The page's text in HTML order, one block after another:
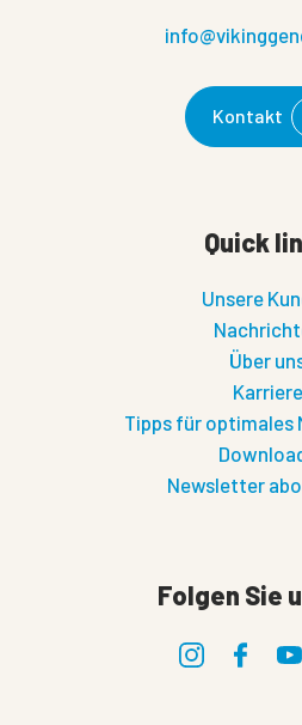
Kontakt
Quick
Unsere
Über
Karriere
Tipps für optimales
Newsletter
Folgen Sie